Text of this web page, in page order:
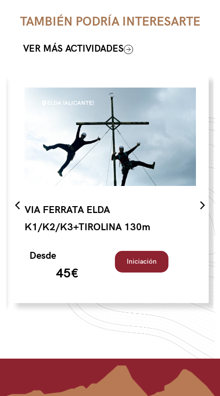
TAMBIÉN PODRÍA INTERESARTE
VER MÁS ACTIVIDADES
ELDA (ALICANTE)
VIA FERRATA ELDA
K1/K2/K3+TIROLINA 130m
Desde
45€
Iniciación